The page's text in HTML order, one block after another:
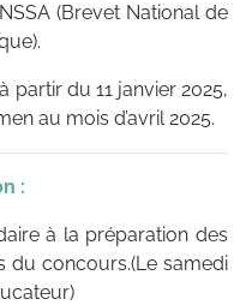
(Brevet National de
partir du 11 janvier 2025,
au mois d’avril 2025.
:
à la préparation des
du concours.(Le samedi